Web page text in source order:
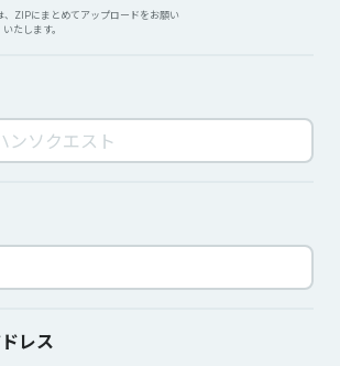
、ZIPにまとめてアップロードをお願い
いたします。
レス